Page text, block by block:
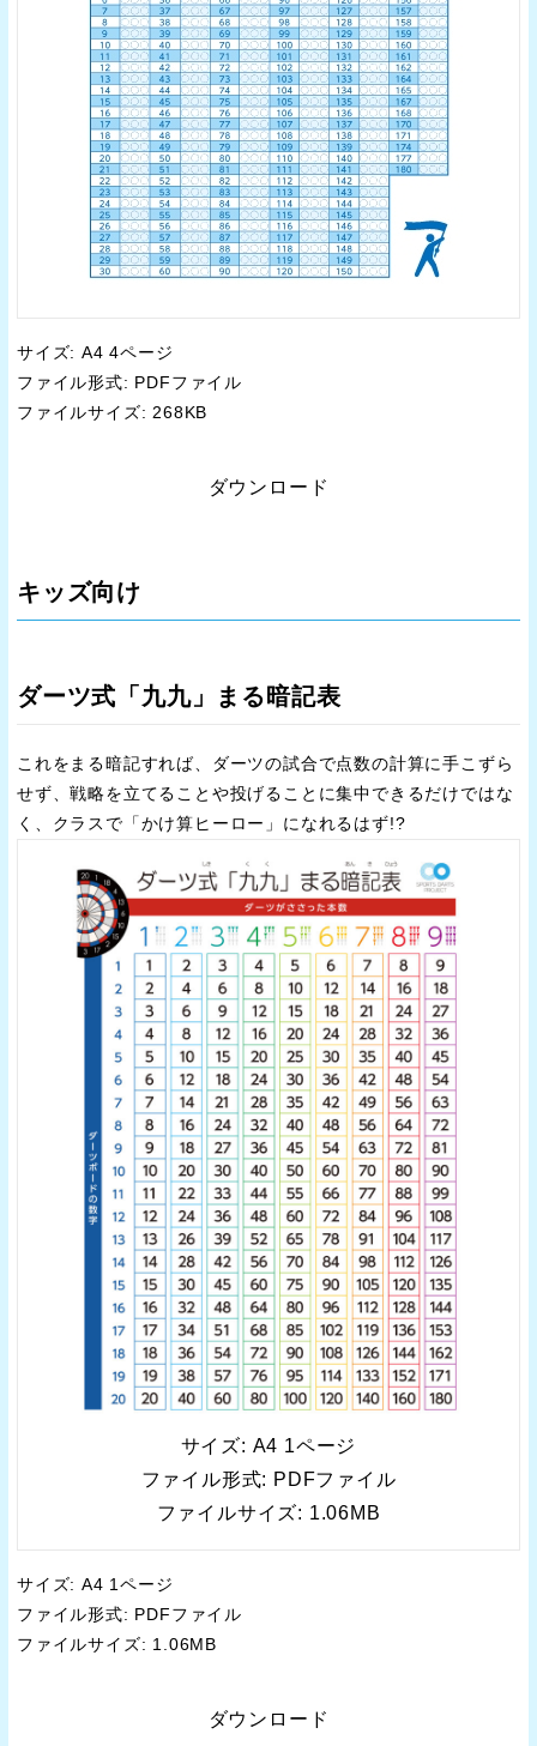
サイズ: A4 4ページ
ファイル形式: PDFファイル
ファイルサイズ: 268KB
ダウンロード
キッズ向け
ダーツ式「九九」まる暗記表
これをまる暗記すれば、ダーツの試合で点数の計算に手こずら
せず、戦略を立てることや投げることに集中できるだけではな
く、クラスで「かけ算ヒーロー」になれるはず!?
サイズ: A4 1ページ
ファイル形式: PDFファイル
ファイルサイズ: 1.06MB
サイズ: A4 1ページ
ファイル形式: PDFファイル
ファイルサイズ: 1.06MB
ダウンロード